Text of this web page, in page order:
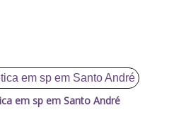
em sp em Santo André